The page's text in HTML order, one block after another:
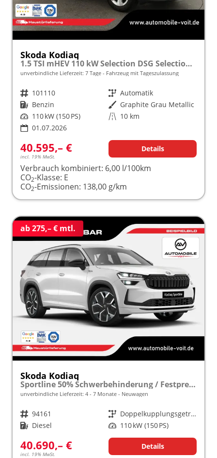
Skoda Kodiaq
1.5 TSI mHEV 110 kW Selection DSG Selection, AHK, Navi, Side, Kamera, Winter, 4 J.- Garantie
unverbindliche Lieferzeit: 7 Tage Fahrzeug mit Tageszulassung
Fahrzeugnr. 101110 Getriebe Automatik
Kraftstoff Benzin Außenfarbe Graphite Grau Metallic
Leistung 110 kW (150 PS) Kilometerstand 10 km
01.07.2026
40.595,– €
incl. 19% MwSt.
Details
Verbrauch kombiniert: 6,00 l/100km
CO2-Klasse: E
CO2-Emissionen: 138,00 g/km
ab 275,– € mtl.
Skoda Kodiaq
Sportline 50% Schwerbehinderung / Festpreisgarantie* Modelljahr 2.0 TDI 150 PS DSG "Sonderangebot bei Schwerbehinderung" frei konfigurierbar!
unverbindliche Lieferzeit: 4 - 7 Monate Neuwagen
Fahrzeugnr. 94161 Getriebe
Doppelkupplungsgetriebe (DSG)
Kraftstoff Diesel Leistung 110 kW (150 PS)
40.690,– €
incl. 19% MwSt.
Details